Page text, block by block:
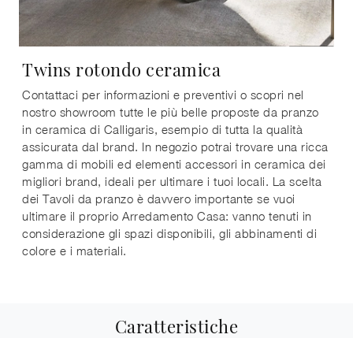
Twins rotondo ceramica
Contattaci per informazioni e preventivi o scopri nel
nostro showroom tutte le più belle proposte da pranzo
in ceramica di Calligaris, esempio di tutta la qualità
assicurata dal brand. In negozio potrai trovare una ricca
gamma di mobili ed elementi accessori in ceramica dei
migliori brand, ideali per ultimare i tuoi locali. La scelta
dei Tavoli da pranzo è davvero importante se vuoi
ultimare il proprio Arredamento Casa: vanno tenuti in
considerazione gli spazi disponibili, gli abbinamenti di
colore e i materiali.
Caratteristiche